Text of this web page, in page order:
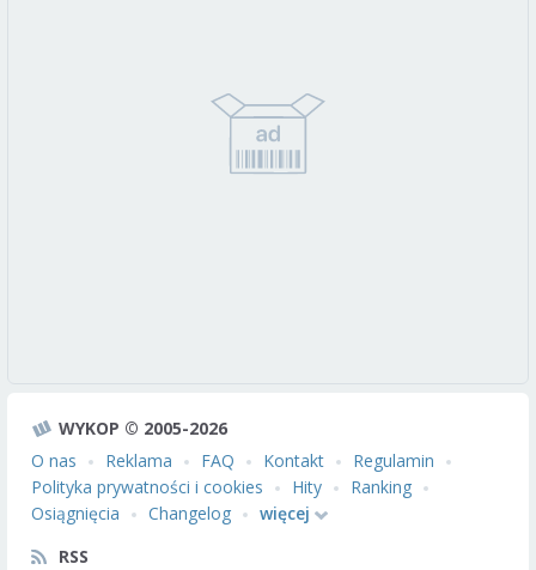
WYKOP © 2005-2026
O nas
Reklama FAQ Kontakt
Regulamin
Polityka prywatności i cookies
Hity
Ranking
Osiągnięcia
Changelog
więcej
RSS